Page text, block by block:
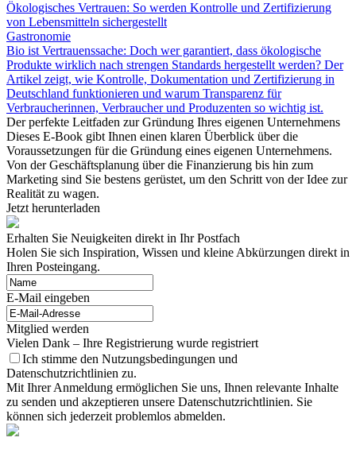
Ökologisches Vertrauen: So werden Kontrolle und Zertifizierung
von Lebensmitteln sichergestellt
Gastronomie
Bio ist Vertrauenssache: Doch wer garantiert, dass ökologische
Produkte wirklich nach strengen Standards hergestellt werden? Der
Artikel zeigt, wie Kontrolle, Dokumentation und Zertifizierung in
Deutschland funktionieren und warum Transparenz für
Verbraucherinnen, Verbraucher und Produzenten so wichtig ist.
Der perfekte Leitfaden zur Gründung Ihres eigenen Unternehmens
Dieses E-Book gibt Ihnen einen klaren Überblick über die
Voraussetzungen für die Gründung eines eigenen Unternehmens.
Von der Geschäftsplanung über die Finanzierung bis hin zum
Marketing sind Sie bestens gerüstet, um den Schritt von der Idee zur
Realität zu wagen.
Jetzt herunterladen
Erhalten Sie Neuigkeiten direkt in Ihr Postfach
Holen Sie sich Inspiration, Wissen und kleine Abkürzungen direkt in
Ihren Posteingang.
E-Mail eingeben
Mitglied werden
Vielen Dank – Ihre Registrierung wurde registriert
Ich stimme den Nutzungsbedingungen und
Datenschutzrichtlinien zu.
Mit Ihrer Anmeldung ermöglichen Sie uns, Ihnen relevante Inhalte
zu senden und akzeptieren unsere Datenschutzrichtlinien. Sie
können sich jederzeit problemlos abmelden.